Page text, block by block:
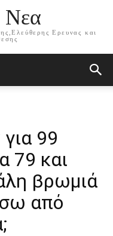
Νεα
Ερευνας και
99
79 και
βρωμιά
από